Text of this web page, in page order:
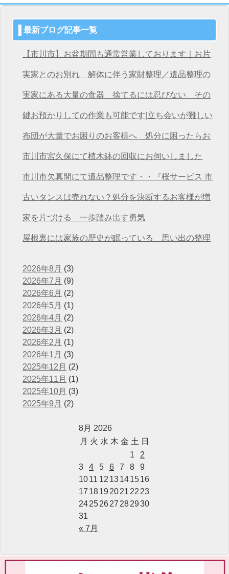
最新ブログ記事一覧
【市川市】お盆期間も通常営業しております｜お片
付け・不用品回収は桜サービス市川店へ
実家とのお別れ 解体に伴う家財整理／遺品整理の
桜サービス市川店
実家にある大量の食器 捨てるには忍びない その
想いを次につなげる
鍵お預かりしての作業も可能です|立ち会いが難しい
方も安心の遺品整理
布団が大量でお困りのお客様へ 処分に困ったらお
任せください
市川市宮久保にて植木鉢の回収にお伺いしました
市川市欠真間にて遺品整理です・・『桜サービス 市
川店』
古いタンスは売れない？処分を決断するお客様が増
えています
家を片づける 一歩踏み出す勇気
屋根裏には家族の歴史が眠っている 思い出の整理
2026年8月 (3)
2026年7月 (9)
2026年6月 (2)
2026年5月 (1)
2026年4月 (2)
2026年3月 (2)
2026年2月 (1)
2026年1月 (3)
2025年12月 (2)
2025年11月 (1)
2025年10月 (3)
2025年9月 (2)
8月 2026
月 火 水 木 金 土 日
« 7月
1
2
3
4 5 6 7 8
9
1011 12 13141516
17 1819 2021 22 23
24252627 282930
31